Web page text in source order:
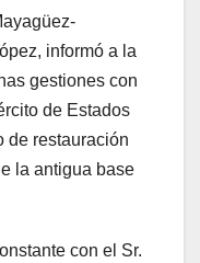
informó a la
gestiones con
de Estados
de restauración
la antigua base
con el Sr.